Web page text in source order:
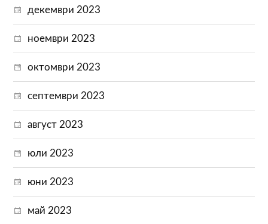
декември 2023
ноември 2023
октомври 2023
септември 2023
август 2023
юли 2023
юни 2023
май 2023